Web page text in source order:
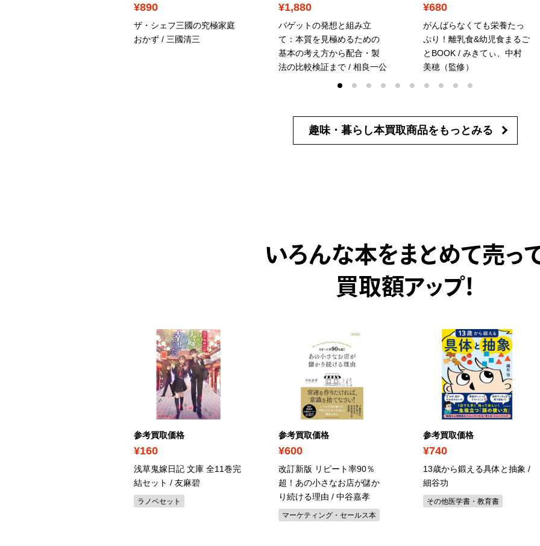
¥890
ザ・シェフ三國の究極家庭
おかず / 三國清三
¥1,880
バゲットの発想と組み立
て：本質を見極めるための
基本の考え方から配合・製
法の比較検証まで / 相良一公
¥680
がんばらなくても栄養たっ
ぷり！離乳食&幼児食まるご
とBOOK / みきてぃ、中村
美穂（監修）
趣味・暮らし本買取商品を もっとみる
いろんな本をまとめて売っ
買取額アップ！
参考買取価格
¥160
浅草鬼嫁日記 文庫 全11巻完
結セット / 友麻碧
ラノベセット
参考買取価格
¥600
改訂新版 リピート率90％
超！あの小さなお店が儲か
り続ける理由 / 中谷嘉孝
マーケティング・セールス本
参考買取価格
¥740
13歳から鍛える具体と抽象 /
細谷功
その他医学書・教育書